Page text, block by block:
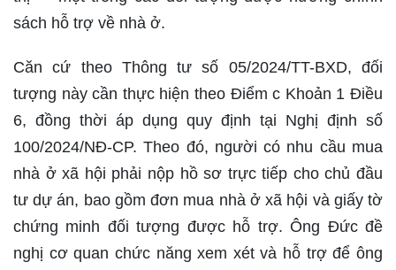
sách hỗ trợ về nhà ở.
Căn cứ theo Thông tư số 05/2024/TT-BXD, đối
tượng này cần thực hiện theo Điểm c Khoản 1 Điều
6, đồng thời áp dụng quy định tại Nghị định số
100/2024/NĐ-CP. Theo đó, người có nhu cầu mua
nhà ở xã hội phải nộp hồ sơ trực tiếp cho chủ đầu
tư dự án, bao gồm đơn mua nhà ở xã hội và giấy tờ
chứng minh đối tượng được hỗ trợ. Ông Đức đề
nghị cơ quan chức năng xem xét và hỗ trợ để ông